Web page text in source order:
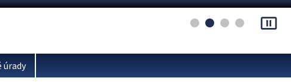
pause_presentation
úrady